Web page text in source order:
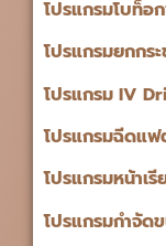
โปรแกรมโบท็อ
โปรแกรมยกกร
โปรแกรม IV
โปรแกรมฉีดแ
โปรแกรมหน้าเรี
โปรแกรมกำจัด